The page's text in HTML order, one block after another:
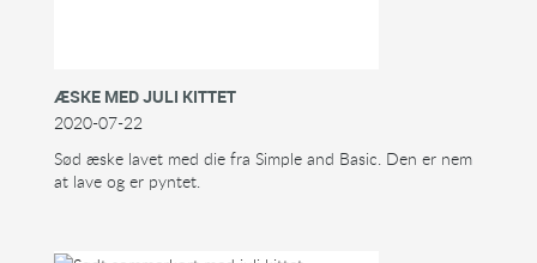
ÆSKE MED JULI KITTET
2020-07-22
Sød æske lavet med die fra Simple and Basic. Den er nem
at lave og er pyntet.